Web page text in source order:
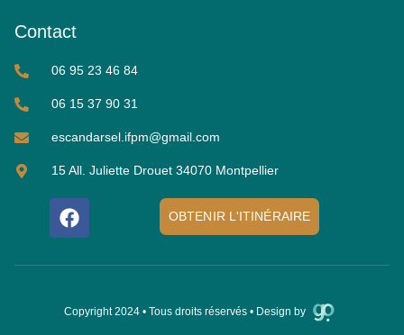
Contact
06 95 23 46 84
06 15 37 90 31
escandarsel.ifpm@gmail.com
15 All. Juliette Drouet 34070 Montpellier
OBTENIR L'ITINÉRAIRE
Copyright 2024 • Tous droits réservés • Design by